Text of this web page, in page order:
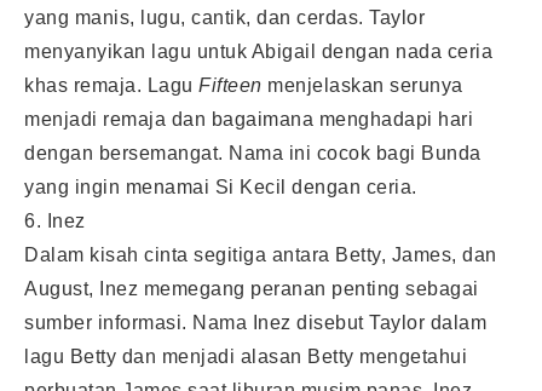
yang manis, lugu, cantik, dan cerdas. Taylor
menyanyikan lagu untuk Abigail dengan nada ceria
khas remaja. Lagu Fifteen menjelaskan serunya
menjadi remaja dan bagaimana menghadapi hari
dengan bersemangat. Nama ini cocok bagi Bunda
yang ingin menamai Si Kecil dengan ceria.
6. Inez
Dalam kisah cinta segitiga antara Betty, James, dan
August, Inez memegang peranan penting sebagai
sumber informasi. Nama Inez disebut Taylor dalam
lagu Betty dan menjadi alasan Betty mengetahui